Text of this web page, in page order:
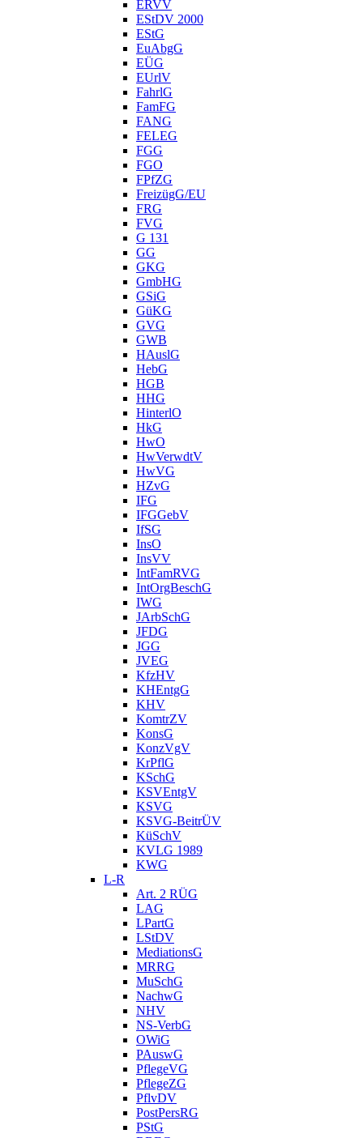
ERVV
EStDV 2000
EStG
EuAbgG
EÜG
EUrlV
FahrlG
FamFG
FANG
FELEG
FGG
FGO
FPfZG
FreizügG/EU
FRG
FVG
G 131
GG
GKG
GmbHG
GSiG
GüKG
GVG
GWB
HAuslG
HebG
HGB
HHG
HinterlO
HkG
HwO
HwVerwdtV
HwVG
HZvG
IFG
IFGGebV
IfSG
InsO
InsVV
IntFamRVG
IntOrgBeschG
IWG
JArbSchG
JFDG
JGG
JVEG
KfzHV
KHEntgG
KHV
KomtrZV
KonsG
KonzVgV
KrPflG
KSchG
KSVEntgV
KSVG
KSVG-BeitrÜV
KüSchV
KVLG 1989
KWG
L-R
Art. 2 RÜG
LAG
LPartG
LStDV
MediationsG
MRRG
MuSchG
NachwG
NHV
NS-VerbG
OWiG
PAuswG
PflegeVG
PflegeZG
PflvDV
PostPersRG
PStG